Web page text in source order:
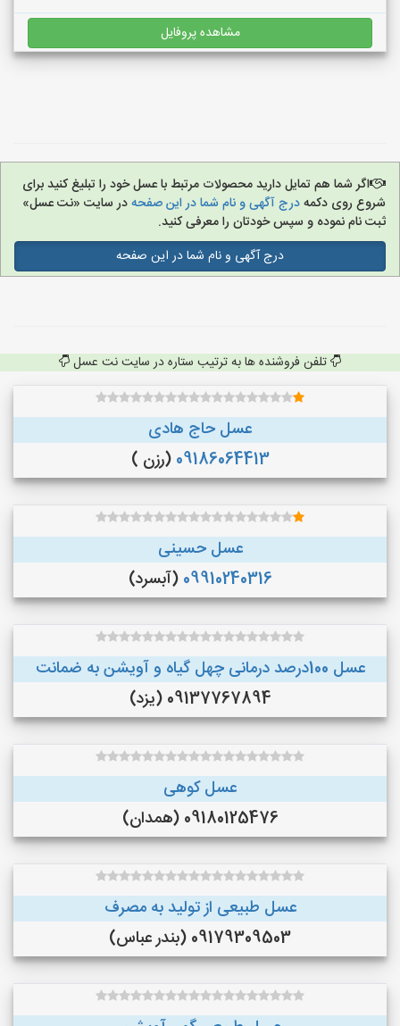
مشاهده پروفایل
اگر شما هم تمایل دارید محصولات مرتبط با عسل خود را تبلیغ کنید برای
شروع روی دکمهدرج آگهی و نام شما در این صفحهدر سایت «نت عسل»
ثبت نام نموده و سپس خودتان را معرفی کنید.
درج آگهی و نام شما در این صفحه
تلفن فروشنده ها به ترتیب ستاره در سایت نت عسل
عسل حاج هادی
09186064413 (رزن )
عسل حسینی
09910240316 (آبسرد)
عسل 100درصد درمانی چهل گیاه و آویشن به ضمانت
09137767894 (یزد)
عسل کوهی
09180125476 (همدان)
عسل طبیعی از تولید به مصرف
09179309503 (بندر عباس)